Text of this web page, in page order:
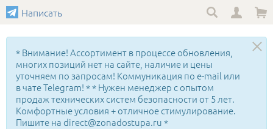
Написать
* Внимание! Ассортимент в процессе обновления,
многих позиций нет на сайте, наличие и цены
уточняем по запросам! Коммуникация по e-mail или
в чате Telegram! * * Нужен менеджер с опытом
продаж технических систем безопасности от 5 лет.
Комфортные условия + отличное стимулирование.
Пишите на direct@zonadostupa.ru *